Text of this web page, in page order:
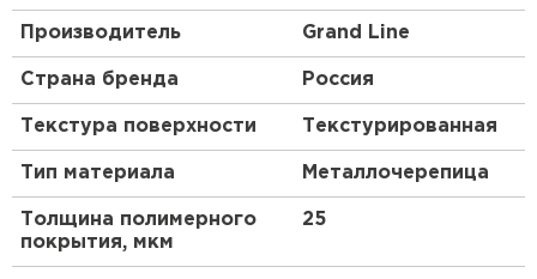
Производитель Grand Line
Страна бренда Россия
Текстура поверхности Текстурированная
Тип материала Металлочерепица
Толщина полимерного
покрытия, мкм
25